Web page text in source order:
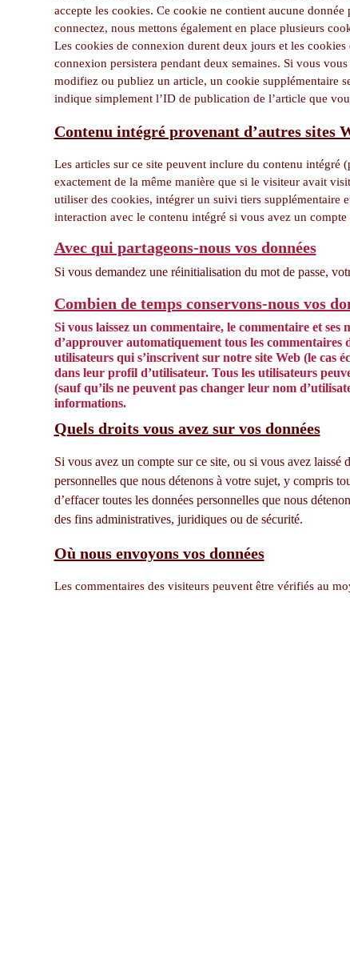
accepte les cookies. Ce cookie ne contient aucune
connectez, nous mettons également en place plusieurs
Les cookies de connexion durent deux jours et les
connexion persistera pendant deux semaines. Si vous
modifiez ou publiez un article, un cookie supplémentaire
indique simplement l’ID de publication de l’article que
Contenu intégré provenant d’autres sites
Les articles sur ce site peuvent inclure du contenu intégré
exactement de la même manière que si le visiteur avait
utiliser des cookies, intégrer un suivi tiers
interaction avec le contenu intégré si vous avez un compte
Avec qui partageons-nous vos données
Si vous demandez une réinitialisation du mot de passe,
Combien de temps conservons-nous vos
Si vous laissez un commentaire, le commentaire et
d’approuver automatiquement tous les
utilisateurs qui s’inscrivent sur notre site Web (le cas
dans leur profil d’utilisateur. Tous les utilisateurs
(sauf qu’ils ne peuvent pas changer leur nom
informations.
Quels droits vous avez sur vos données
Si vous avez un compte sur ce site, ou si vous avez
personnelles que nous détenons à votre sujet, y compris
d’effacer toutes les données personnelles que nous
des fins administratives, juridiques ou de sécurité.
Où nous envoyons vos données
Les commentaires des visiteurs peuvent être vérifiés au